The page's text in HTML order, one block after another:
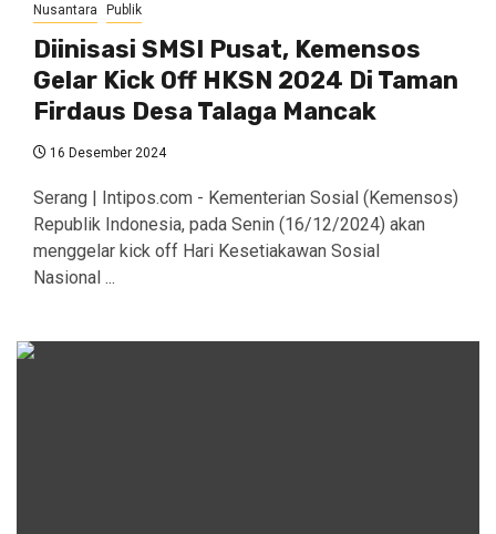
Nusantara Publik
Diinisasi SMSI Pusat, Kemensos
Gelar Kick Off HKSN 2024 Di Taman
Firdaus Desa Talaga Mancak
16 Desember 2024
Serang | Intipos.com - Kementerian Sosial (Kemensos)
Republik Indonesia, pada Senin (16/12/2024) akan
menggelar kick off Hari Kesetiakawan Sosial
Nasional ...